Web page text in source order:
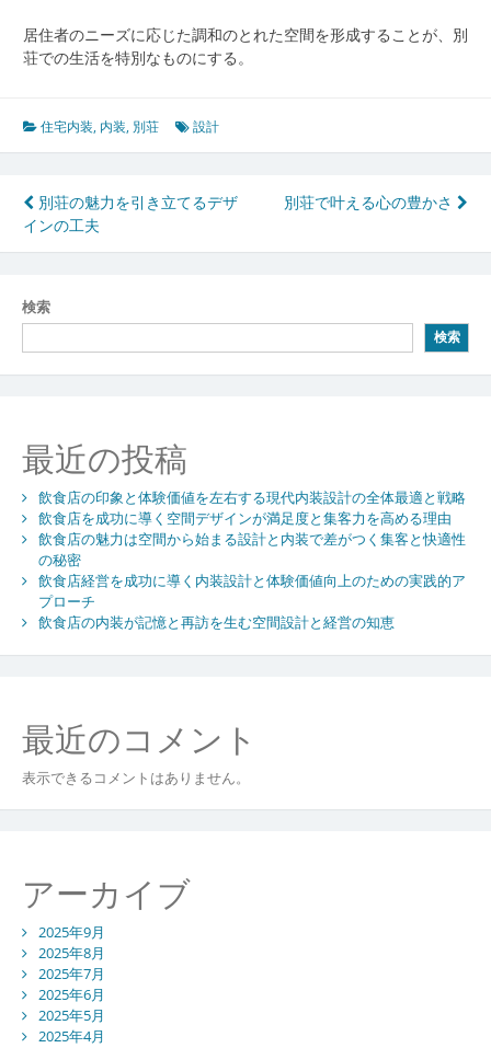
居住者のニーズに応じた調和のとれた空間を形成することが、別
荘での生活を特別なものにする。
住宅内装, 内装, 別荘 設計
投
稿
ビ
ゲ
ー
ョ
ン
別荘の魅力を引き立てるデザ
インの工夫
別荘で叶える心の豊かさ
検索
検索
最近の投稿
飲食店の印象と体験価値を左右する現代内装設計の全体最適と戦略
飲食店を成功に導く空間デザインが満足度と集客力を高める理由
飲食店の魅力は空間から始まる設計と内装で差がつく集客と快適性
の秘密
飲食店経営を成功に導く内装設計と体験価値向上のための実践的ア
プローチ
飲食店の内装が記憶と再訪を生む空間設計と経営の知恵
最近のコメント
表示できるコメントはありません。
アーカイブ
2025年9月
2025年8月
2025年7月
2025年6月
2025年5月
2025年4月